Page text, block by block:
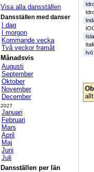
Visa alla dansställen
Dansställen med danser
I dag
I morgon
Kommande vecka
Två veckor framåt
Månadsvis
Augusti
September
Oktober
November
December
2027
Januari
Februari
Mars
April
Maj
Juni
Juli
Dansställen per län